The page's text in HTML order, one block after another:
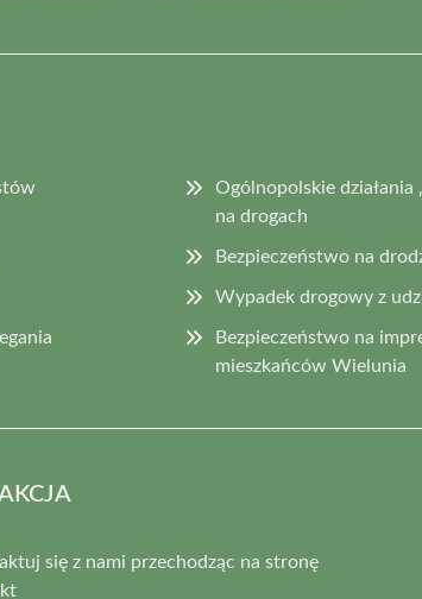
Ogólnopolskie działania
na drogach
Bezpieczeństwo na
Wypadek drogowy z
Bezpieczeństwo na
mieszkańców Wielunia
się z nami przechodząc na stronę